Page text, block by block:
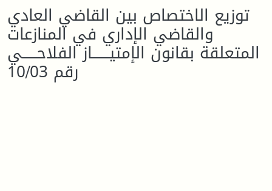
توزيع الاختصاص بين القاضي العادي
والقاضي الإداري في المنازعات
المتعلقة بقانون الإمتيـــــــاز الفلاحــــــي
رقم 10/03